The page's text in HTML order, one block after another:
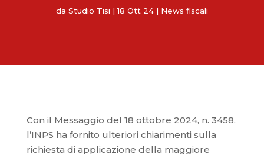
da Studio Tisi |18 Ott 24| News fiscali
Con il Messaggio del 18 ottobre 2024, n. 3458,
l’INPS ha fornito ulteriori chiarimenti sulla
richiesta di applicazione della maggiore